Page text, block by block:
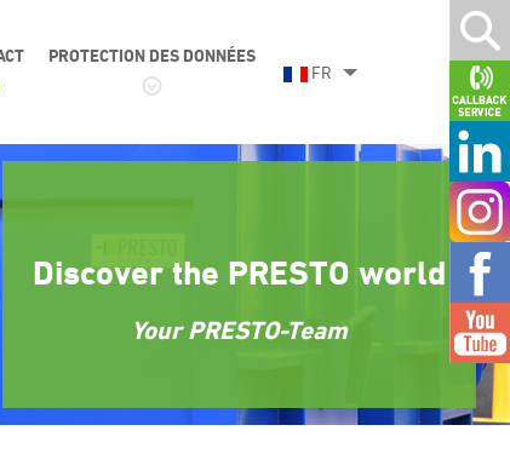
PROTECTION DES DONNÉES
FR
Discover the PRESTO world
Your PRESTO-Team